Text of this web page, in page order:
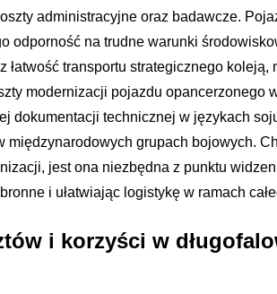
administracyjne oraz badawcze.
odporność na trudne warunki
łatwość transportu strategicznego koleją,
modernizacji pojazdu opancerzonego
dokumentacji technicznej w językach
międzynarodowych grupach bojowych.
jest ona niezbędna z punktu
i ułatwiając logistykę w ramach
i korzyści w